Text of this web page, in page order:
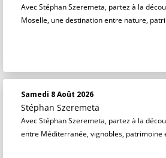
Avec Stéphan Szeremeta, partez à la
Moselle, une destination entre nature,
Samedi 8 Août 2026
Stéphan Szeremeta
Avec Stéphan Szeremeta, partez à la
entre Méditerranée, vignobles, patrimoine